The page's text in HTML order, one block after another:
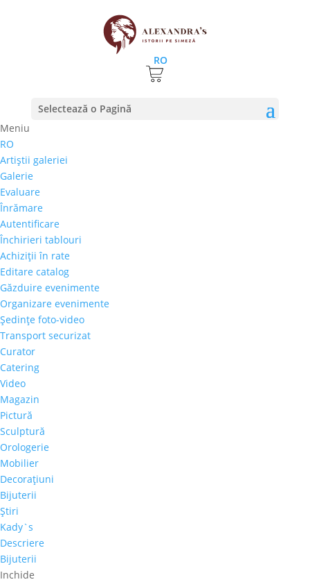
RO
Selectează o Pagină
Meniu
RO
Artiştii galeriei
Galerie
Evaluare
Înrămare
Autentificare
Închirieri tablouri
Achiziţii în rate
Editare catalog
Găzduire evenimente
Organizare evenimente
Şedinţe foto-video
Transport securizat
Curator
Catering
Video
Magazin
Pictură
Sculptură
Orologerie
Mobilier
Decoraţiuni
Bijuterii
Ştiri
Kady`s
Descriere
Bijuterii
Inchide
Prima pagină⚊ Autor produs ⚊ Necunoscut
Necunoscut
Autor
Perioada
Tip lucrare
Tehnică
Temă
Cai-Hipism
Citadin(0)
Cladiri faimoase